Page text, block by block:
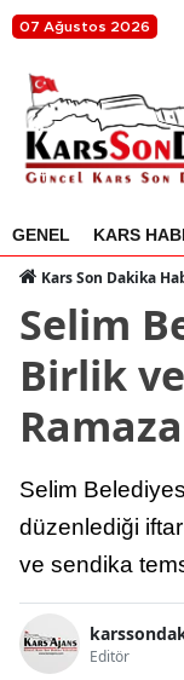
07 Ağustos 2026
GENEL KARS
Kars Son Dakika
Selim
Birlik
Selim
düzenlediği
ve sendika
Editör